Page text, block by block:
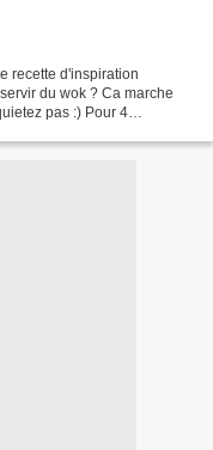
recette d'inspiration
du wok ? Ca marche
pas :) Pour 4